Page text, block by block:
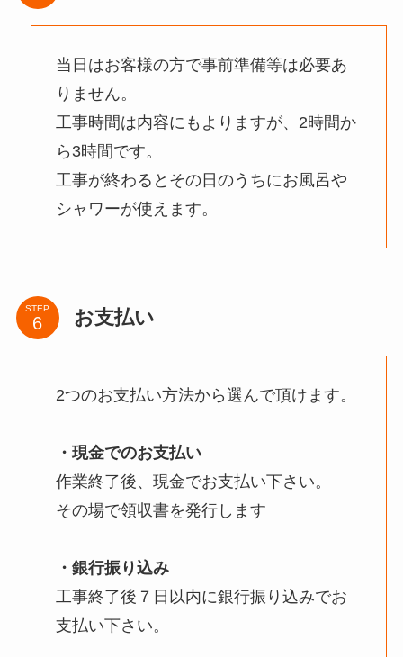
当日はお客様の方で事前準備等は必要あ
りません。
工事時間は内容にもよりますが、2時間か
ら3時間です。
工事が終わるとその日のうちにお風呂や
シャワーが使えます。
STEP お支払い
2つのお支払い方法から選んで頂けます。
・現金でのお支払い
作業終了後、現金でお支払い下さい。
その場で領収書を発行します
・銀行振り込み
工事終了後７日以内に銀行振り込みでお
支払い下さい。